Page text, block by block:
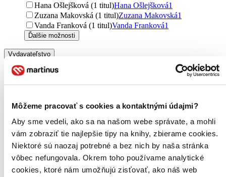
Môžeme pracovať s cookies a kontaktnými údajmi?
Aby sme vedeli, ako sa na našom webe správate, a mohli
vám zobraziť tie najlepšie tipy na knihy, zbierame cookies.
Niektoré sú naozaj potrebné a bez nich by naša stránka
vôbec nefungovala. Okrem toho používame analytické
cookies, ktoré nám umožňujú zisťovať, ako náš web
Hana Ošlejšková (1 titul)Hana Ošlejšková1
Zuzana Makovská (1 titul)Zuzana Makovská1
Vanda Franková (1 titul)Vanda Franková1
Ďalšie možnosti
Vydavateľstvo
Raabe (21 titulov)
Don Bosco (14 titulov)
Grada (8 titulov)Grada8
Edika (4 tituly)Edika4
Portál (3 tituly)Portál3
Nakladatelství Fragment (2 tituly)Nakladatelství
Fragment 2
Pro Familia (2 tituly)
Pro Familia
2
Svojtka&Co. (1 titul)
Svojtka&Co.
Slovart (1 titul) Slovart1